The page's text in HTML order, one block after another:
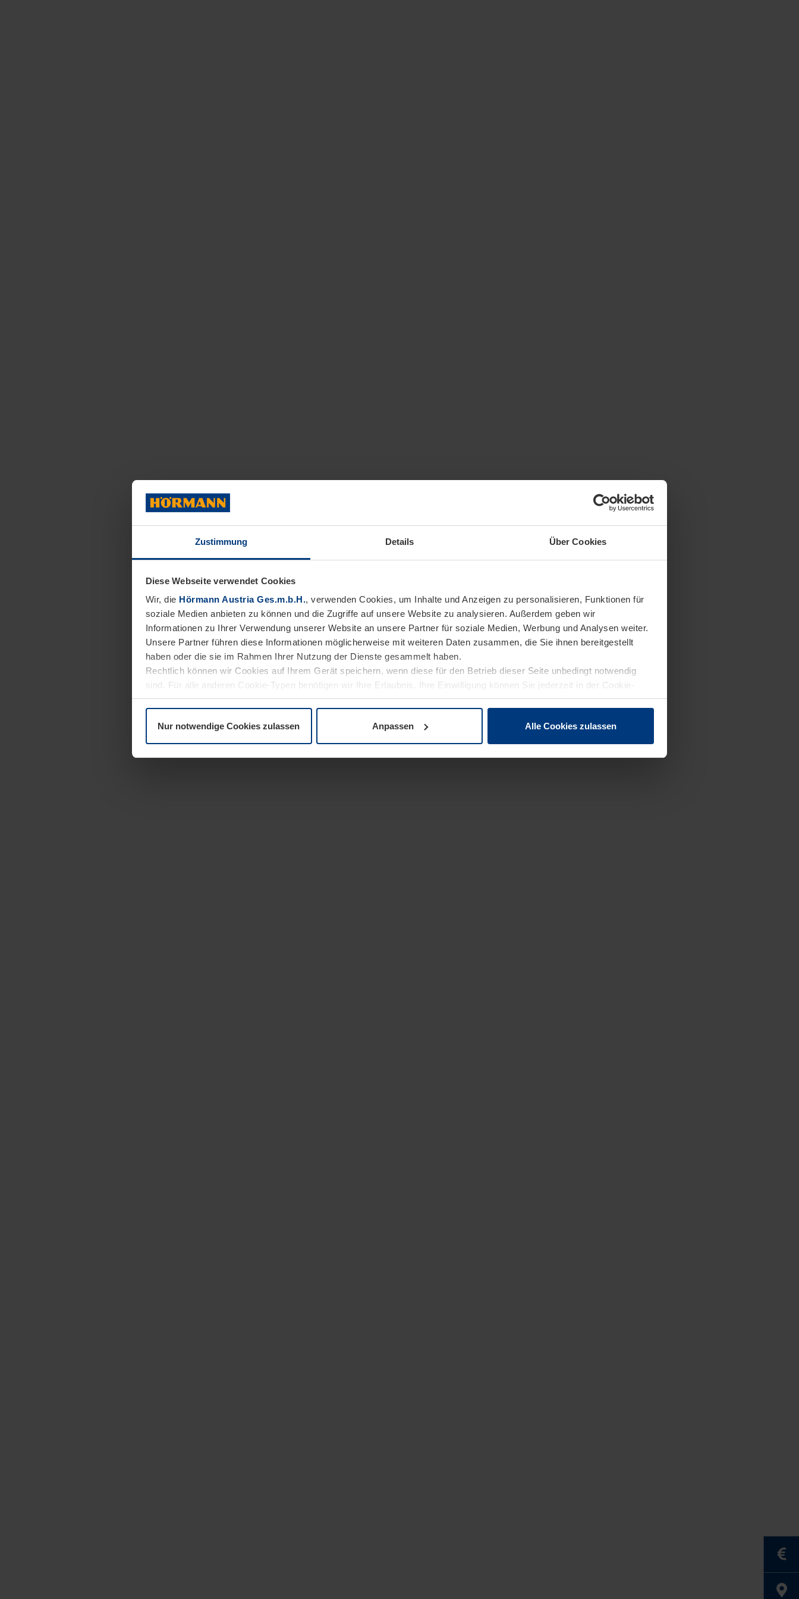
Zustimmung Details Über Cookies
Diese Webseite verwendet Cookies
Wir, die Hörmann Austria Ges.m.b.H., verwenden Cookies, um Inhalte und Anzeigen zu personalisieren, Funktionen für
soziale Medien anbieten zu können und die Zugriffe auf unsere Website zu analysieren. Außerdem geben wir
Informationen zu Ihrer Verwendung unserer Website an unsere Partner für soziale Medien, Werbung und Analysen weiter.
Unsere Partner führen diese Informationen möglicherweise mit weiteren Daten zusammen, die Sie ihnen bereitgestellt
haben oder die sie im Rahmen Ihrer Nutzung der Dienste gesammelt haben.
Rechtlich können wir Cookies auf Ihrem Gerät speichern, wenn diese für den Betrieb dieser Seite unbedingt notwendig
sind. Für alle anderen Cookie-Typen benötigen wir Ihre Erlaubnis. Ihre Einwilligung können Sie jederzeit in der Cookie-
Erläuterung auf der SeiteDatenschutzerklärungunserer Website ändern oder widerrufen.
Nur notwendige Cookies zulassen Anpassen Alle Cookies zulassen